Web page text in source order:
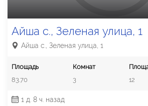
Айша с., Зеленая улица, 1
Айша с., Зеленая улица, 1
Площадь
83.70
Комнат
3
12
1 д. 8 ч. назад